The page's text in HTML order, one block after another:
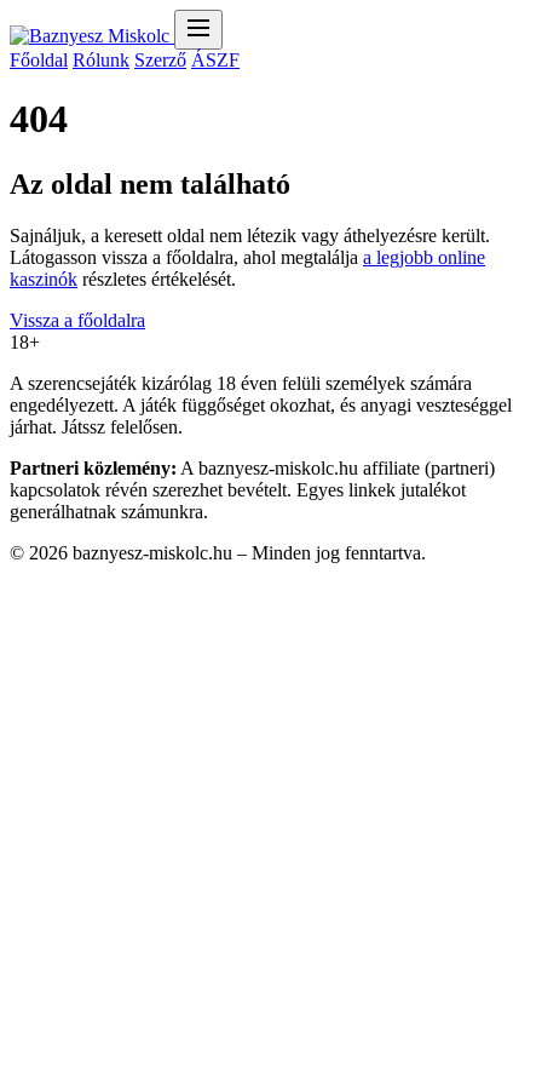
Főoldal Rólunk Szerző ÁSZF
404
Az oldal nem található
Sajnáljuk, a keresett oldal nem létezik vagy áthelyezésre került.
Látogasson vissza a főoldalra, ahol megtalálja a legjobb online
kaszinók részletes értékelését.
Vissza a főoldalra
18+
A szerencsejáték kizárólag 18 éven felüli személyek számára
engedélyezett. A játék függőséget okozhat, és anyagi veszteséggel
járhat. Játssz felelősen.
Partneri közlemény: A baznyesz-miskolc.hu affiliate (partneri)
kapcsolatok révén szerezhet bevételt. Egyes linkek jutalékot
generálhatnak számunkra.
© 2026 baznyesz-miskolc.hu – Minden jog fenntartva.